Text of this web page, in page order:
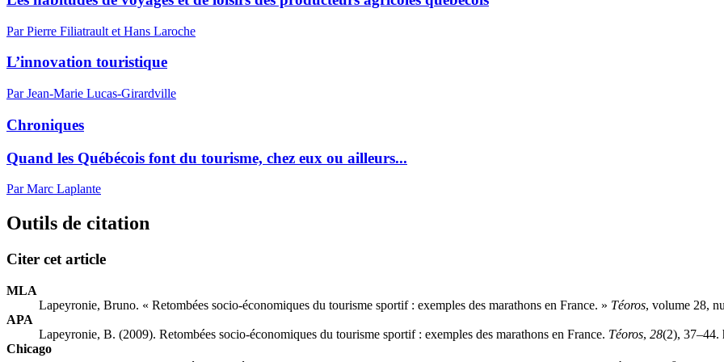
Par Pierre Filiatrault et Hans Laroche
L’innovation touristique
Par Jean-Marie Lucas-Girardville
Chroniques
Quand les Québécois font du tourisme, chez eux ou ailleurs...
Par Marc Laplante
Outils de citation
Citer cet article
MLA
Lapeyronie, Bruno. « Retombées socio-économiques du tourisme sportif : exemples des marathons en France. » Téoros, volume 28,
APA
Lapeyronie, B. (2009). Retombées socio-économiques du tourisme sportif : exemples des marathons en France. Téoros, 28(2), 37–44.
Chicago